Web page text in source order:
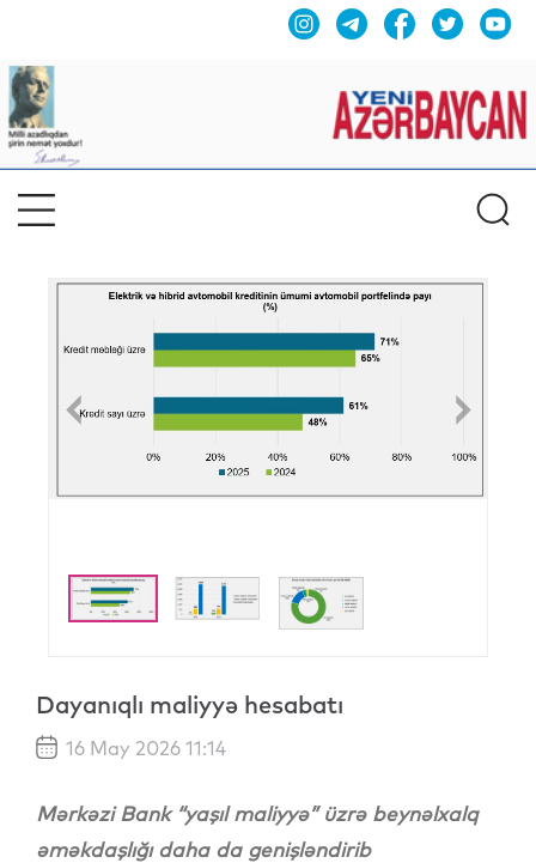
Previous
Dayanıqlı maliyyə hesabatı
16 May 2026 11:14
Mərkəzi Bank “yaşıl maliyyə” üzrə beynəlxalq
əməkdaşlığı daha da genişləndirib